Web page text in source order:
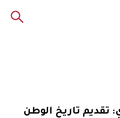
تقديم تاريخ الوطن